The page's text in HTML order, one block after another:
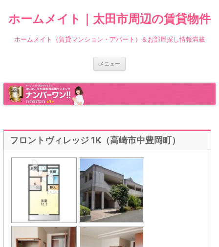
ホームメイト｜太田市周辺の賃貸物件
ホームメイト（賃貸マンション・アパート）＆お部屋探し情報満載
メニュー
キ
フロントヴィレッジ 1K（高崎市中豊岡町）